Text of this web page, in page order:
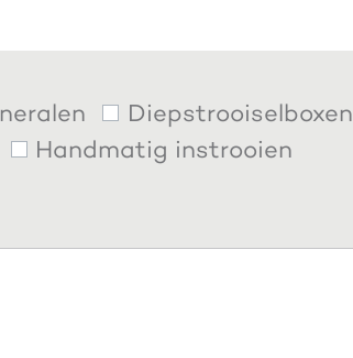
Diepstrooiselboxen
Handmatig instrooien